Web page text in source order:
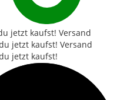
jetzt kaufst! Versand
jetzt kaufst! Versand
jetzt kaufst!